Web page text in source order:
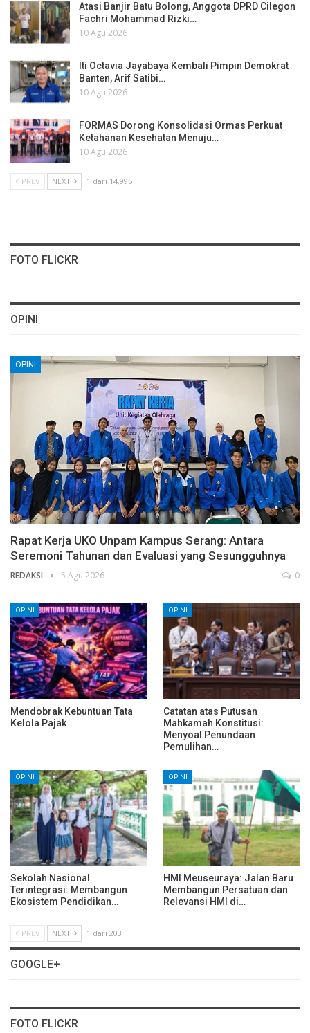
Atasi Banjir Batu Bolong, Anggota DPRD Cilegon
Fachri Mohammad Rizki…
10 Agu 2026
Iti Octavia Jayabaya Kembali Pimpin Demokrat
Banten, Arif Satibi…
10 Agu 2026
FORMAS Dorong Konsolidasi Ormas Perkuat
Ketahanan Kesehatan Menuju…
10 Agu 2026
PREV NEXT 1 dari 14,995
FOTO FLICKR
OPINI
OPINI
Rapat Kerja UKO Unpam Kampus Serang: Antara
Seremoni Tahunan dan Evaluasi yang Sesungguhnya
REDAKSI 5 Agu 2026 0
OPINI
Mendobrak Kebuntuan Tata
Kelola Pajak
OPINI
Catatan atas Putusan
Mahkamah Konstitusi:
Menyoal Penundaan
Pemulihan…
OPINI
Sekolah Nasional
Terintegrasi: Membangun
Ekosistem Pendidikan…
OPINI
HMI Meuseuraya: Jalan Baru
Membangun Persatuan dan
Relevansi HMI di…
PREV NEXT 1 dari 203
GOOGLE+
FOTO FLICKR